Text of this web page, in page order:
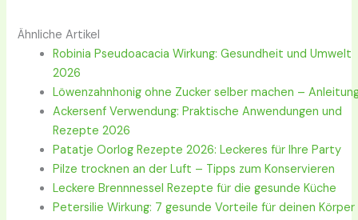
Ähnliche Artikel
Robinia Pseudoacacia Wirkung: Gesundheit und Umwelt
2026
Löwenzahnhonig ohne Zucker selber machen –
Ackersenf Verwendung: Praktische Anwendungen und
Rezepte 2026
Patatje Oorlog Rezepte 2026: Leckeres für Ihre Party
Pilze trocknen an der Luft – Tipps zum Konservieren
Leckere Brennnessel Rezepte für die gesunde Küche
Petersilie Wirkung: 7 gesunde Vorteile für deinen Körper